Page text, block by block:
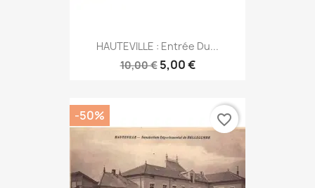
HAUTEVILLE : Entrée Du...
10,00 € 5,00 €
-50% favorite_border